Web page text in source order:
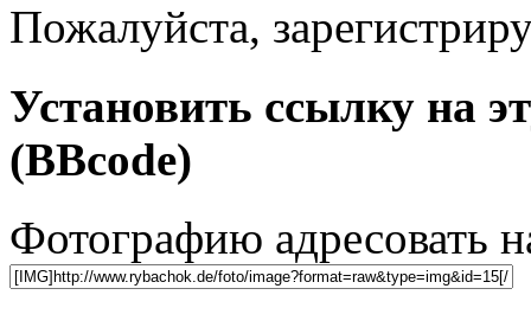
Пожалуйста,
Установить ссылку на
(BBcode)
Фотографию адресовать